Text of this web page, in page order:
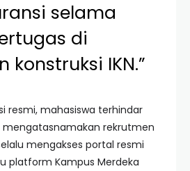
selama
di
konstruksi IKN.”
resmi, mahasiswa terhindar
mengatasnamakan rekrutmen
mengakses portal resmi
platform Kampus Merdeka